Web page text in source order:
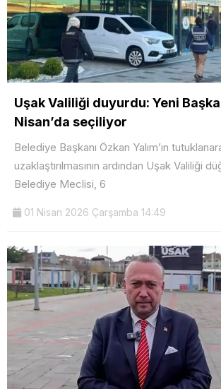
Uşak Valiliği duyurdu: Yeni
Nisan’da seçiliyor
Belediye Başkanı Özkan Yalım’ın
uzaklaştırılmasının ardından Uşak Valiliği
Belediye Meclisi, 6
01 Nisan 2026 Çarşamba 14:49